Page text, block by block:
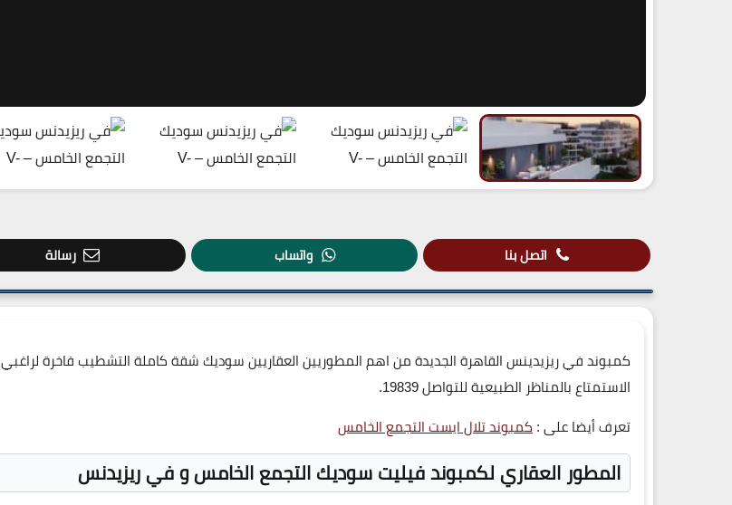
اتصل بنا واتساب رسالة
كمبوند في ريزيدينس القاهرة الجديدة من اهم المطوريين العقاريين سوديكشقة كاملة التشطيب فاخرة لراغبي
الاستمتاع بالمناظر الطبيعية للتواصل 19839.
تعرف أيضا على :كمبوند تلال ايست التجمع الخامس
المطور العقاري لكمبوند فيليت سوديك التجمع الخامس و في ريزيدنس